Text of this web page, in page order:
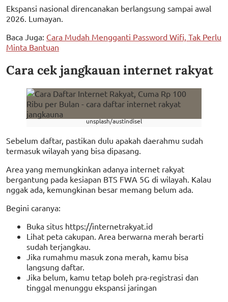
Ekspansi nasional direncanakan berlangsung sampai awal
2026. Lumayan.
Baca Juga: Cara Mudah Mengganti Password Wifi, Tak Perlu
Minta Bantuan
Cara cek jangkauan internet rakyat
unsplash/austindisel
Sebelum daftar, pastikan dulu apakah daerahmu sudah
termasuk wilayah yang bisa dipasang.
Area yang memungkinkan adanya internet rakyat
bergantung pada kesiapan BTS FWA 5G di wilayah. Kalau
nggak ada, kemungkinan besar memang belum ada.
Begini caranya:
Buka situs https://internetrakyat.id
Lihat peta cakupan. Area berwarna merah berarti
sudah terjangkau.
Jika rumahmu masuk zona merah, kamu bisa
langsung daftar.
Jika belum, kamu tetap boleh pra-registrasi dan
tinggal menunggu ekspansi jaringan